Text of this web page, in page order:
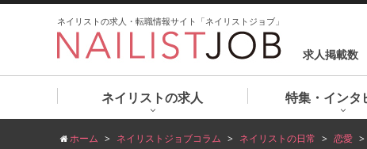
ネイリストの求人・転職情報サイト「ネイリストジョブ」
求人掲載数
ネイリストの求人 特集・インタ
ホーム ネイリストジョブコラム ネイリストの日常 恋愛